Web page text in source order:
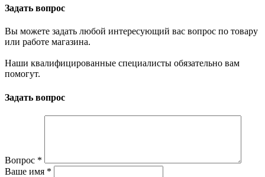
Задать вопрос
Вы можете задать любой интересующий вас вопрос по товару
или работе магазина.
Наши квалифицированные специалисты обязательно вам
помогут.
Задать вопрос
Вопрос *
Ваше имя *